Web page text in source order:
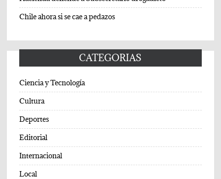
Chile ahora si se cae a pedazos
CATEGORIAS
Ciencia y Tecnología
Cultura
Deportes
Editorial
Internacional
Local